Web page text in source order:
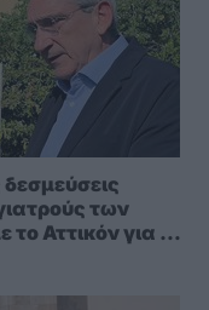
των
Αττικόν για το